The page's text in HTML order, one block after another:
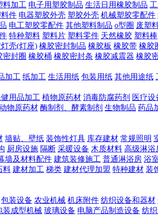
料加工 电子用塑胶制品 生活日用橡胶制品
件 电器塑胶外壳 塑胶外壳 机械塑胶零配件
电工塑胶零配件 其他塑料制品 o型圈 废塑
特种塑料 塑料片 塑料零件 天然橡胶 塑料棒
壳(灯座) 橡胶密封制品 橡胶板 橡胶带 橡胶
密封圈 橡胶桶 橡胶密封条 橡胶减震器 橡胶
加工 纸加工 生活用纸 包装用纸 其他用途纸
用品加工 植物原药材 消毒防腐药剂 医疗设
物原药材 酶制剂、酵素制剂 生物制品 药品
墙贴、壁纸 装饰性灯具 库存建材 常规照明
厨房设施 隔断 采暖设备 木质材料 高级淋浴
墙及材料配件 建筑装修施工 普通淋浴房 浴
料 建材加工 梯类 建材代理加盟 特种建材 装
包装设备 农业机械 机床附件 纺织设备和器材
装成型机械 玻璃设备 电脑产品制造设备 纺